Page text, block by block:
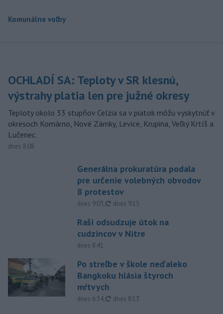
Komunálne voľby
OCHLADÍ SA: Teploty v SR klesnú,
výstrahy platia len pre južné okresy
Teploty okolo 33 stupňov Celzia sa v piatok môžu vyskytnúť v
okresoch Komárno, Nové Zámky, Levice, Krupina, Veľký Krtíš a
Lučenec.
dnes 8:08
Generálna prokuratúra podala
pre určenie volebných obvodov
8 protestov
dnes 9:03, aktualizované
dnes 9:15
Raši odsudzuje útok na
cudzincov v Nitre
dnes 8:41
Po streľbe v škole neďaleko
Bangkoku hlásia štyroch
mŕtvych
dnes 6:34, aktualizované
dnes 8:13